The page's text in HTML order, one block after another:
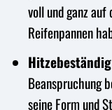
voll und ganz
Reifenpannen
Beanspruchung
seine Form und